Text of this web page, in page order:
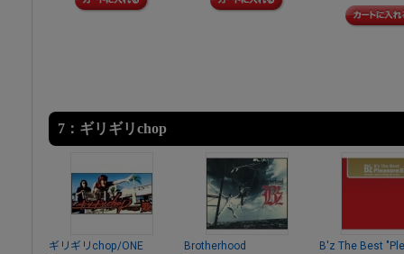
7：ギリギリchop
ギリギリchop/ONE
Brotherhood
B'z The Best